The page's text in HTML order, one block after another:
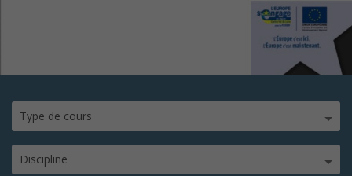
Type de cours
Discipline